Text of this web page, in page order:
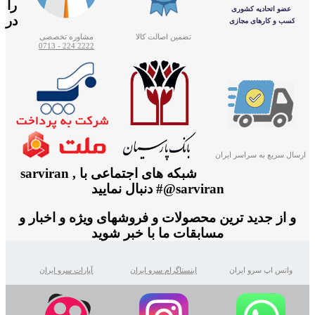
تضمین اصالت کالا
مشاوره تخصصی
2222 224 - 0713
ارسال سریع به سراسر ایران
را
در
شبکه های اجتماعی با sarviran ,
@sarviran# دنبال نمایید
و از جدید ترین محصولات و فروشهای ویژه و اخبار و
مسابقات ما با خبر شوید
واتس اپ سرو ایران اینستاگرام سرو ایران آپارات سرو ایران